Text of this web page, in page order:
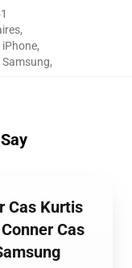
,
iPhone,
Samsung,
Cas Kurtis
Cas